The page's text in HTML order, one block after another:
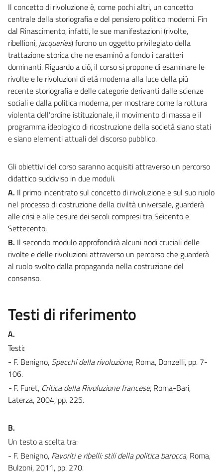
Il concetto di rivoluzione è, come pochi altri, un concetto
centrale della storiografia e del pensiero politico moderni. Fin
dal Rinascimento, infatti, le sue manifestazioni (rivolte,
ribellioni, jacqueries) furono un oggetto privilegiato della
trattazione storica che ne esaminò a fondo i caratteri
dominanti. Riguardo a ciò, il corso si propone di esaminare le
rivolte e le rivoluzioni di età moderna alla luce della più
recente storiografia e delle categorie derivanti dalle scienze
sociali e dalla politica moderna, per mostrare come la rottura
violenta dell’ordine istituzionale, il movimento di massa e il
programma ideologico di ricostruzione della società siano stati
e siano elementi attuali del discorso pubblico.
Gli obiettivi del corso saranno acquisiti attraverso un percorso
didattico suddiviso in due moduli.
A. Il primo incentrato sul concetto di rivoluzione e sul suo ruolo
nel processo di costruzione della civiltà universale, guarderà
alle crisi e alle cesure dei secoli compresi tra Seicento e
Settecento.
B. Il secondo modulo approfondirà alcuni nodi cruciali delle
rivolte e delle rivoluzioni attraverso un percorso che guarderà
al ruolo svolto dalla propaganda nella costruzione del
consenso.
Testi di riferimento
A.
Testi:
- F. Benigno, Specchi della rivoluzione, Roma, Donzelli, pp. 7-
106.
- F. Furet, Critica della Rivoluzione francese, Roma-Bari,
Laterza, 2004, pp. 225.
B.
Un testo a scelta tra:
- F. Benigno, Favoriti e ribelli: stili della politica barocca, Roma,
Bulzoni, 2011, pp. 270.